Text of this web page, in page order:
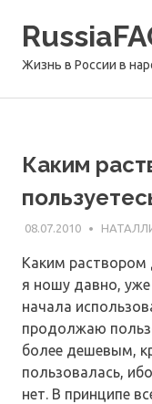
Жизнь в России в
Каким
08.07.2010
Каким раствором
я ношу давно, уже
начала
продолжаю
более дешевым,
пользовалась,
нет. В принципе